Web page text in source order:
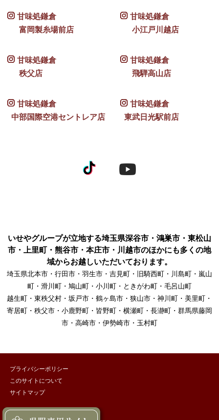
甘味処鎌倉
富岡製糸場前店
甘味処鎌倉
小江戸川越店
甘味処鎌倉
秩父店
甘味処鎌倉
飛騨高山店
甘味処鎌倉
中部国際空港セントレア店
甘味処鎌倉
東武日光駅前店
いせやグループが立地する埼玉県深谷市・鴻巣市・東松山
市・上里町・熊谷市・本庄市・川越市のほかにも多くの地
域からお越しいただいております。
埼玉県北本市・行田市・羽生市・吉見町・旧騎西町・川島町・嵐山
町・滑川町・鳩山町・小川町・ときがわ町・毛呂山町
越生町・東秩父村・坂戸市・鶴ヶ島市・狭山市・神川町・美里町・
寄居町・秩父市・小鹿野町・皆野町・横瀬町・長瀞町・群馬県藤岡
市・高崎市・伊勢崎市・玉村町
プライバシーポリシー
このサイトについて
サイトマップ